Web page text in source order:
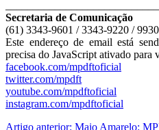
Secretaria de Comunicação
(61) 3343-9601 / 3343-9220 /
Este endereço de email está
precisa do JavaScript ativado para
facebook.com/mpdftoficial
twitter.com/mpdft
youtube.com/mpdftoficial
instagram.com/mpdftoficial
Artigo anterior: Maio Amarelo: